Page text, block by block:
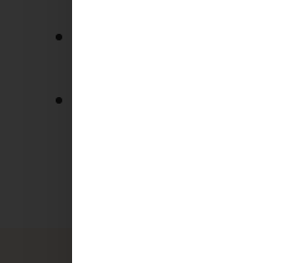
Das Montagesystem
Zusatzkomponenten